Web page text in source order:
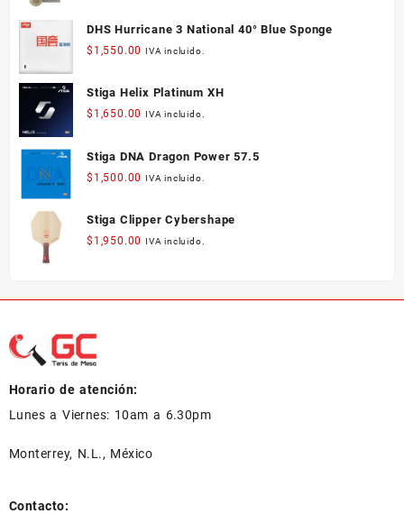
was:
is:
DHS Hurricane 3 National 40° Blue Sponge
$ 1,550.00 IVA incluido.
Stiga Helix Platinum XH
$ 1,650.00 IVA incluido.
Stiga DNA Dragon Power 57.5
$ 1,500.00 IVA incluido.
Stiga Clipper Cybershape
$ 1,950.00 IVA incluido.
Horario de atención:
Lunes a Viernes: 10am a 6.30pm
Monterrey, N.L., México
Contacto: